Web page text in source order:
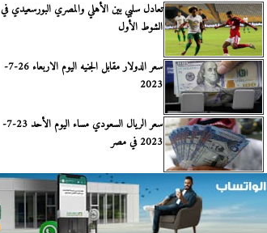
تعادل سلبي بين الأهلي والمصري البورسعيدي في
الشوط الأول
سعر الدولار مقابل الجنيه اليوم الاربعاء 26-7-
2023
سعر الريال السعودي مساء اليوم الأحد 23-7-
2023 في مصر